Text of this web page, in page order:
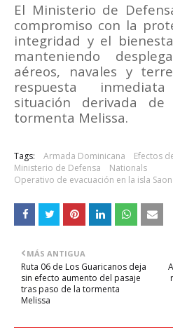
El Ministerio de
compromiso con la
integridad y el
manteniendo
aéreos, navales y
respuesta
situación derivada
tormenta Melissa.
Tags: Armada Dominicana Efectos
Ministerio de Defensa
Nationals
Operativo de evacuación en la isla
MÁS ANTIGUA
Ruta 06 de Los Guaricanos deja
sin efecto aumento del pasaje
tras paso de la tormenta
Melissa